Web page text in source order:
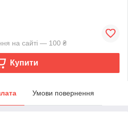
на сайті — 100 ₴
Купити
Умови повернення